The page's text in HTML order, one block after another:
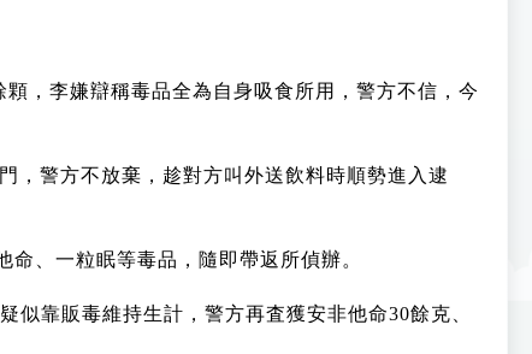
，李嫌辯稱毒品全為自身吸食所用，警方不信，今
，警方不放棄，趁對方叫外送飲料時順勢進入逮
、一粒眠等毒品，隨即帶返所偵辦。
靠販毒維持生計，警方再査獲安非他命30餘克、